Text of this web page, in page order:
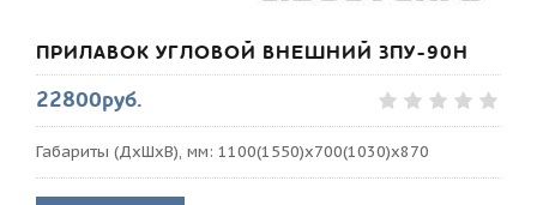
ПРИЛАВОК УГЛОВОЙ ВНЕШНИЙ ЗПУ-90Н
22800руб.
Габариты (ДхШхВ), мм: 1100(1550)х700(1030)х870